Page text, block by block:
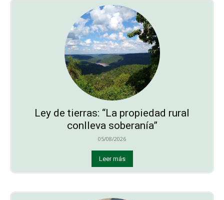
Ley de tierras: “La propiedad rural
conlleva soberanía”
05/08/2026
Leer más